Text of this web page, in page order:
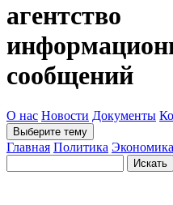
агентство
сообщений
О нас Новости Документы
Выберите тему
Главная Политика Экономика